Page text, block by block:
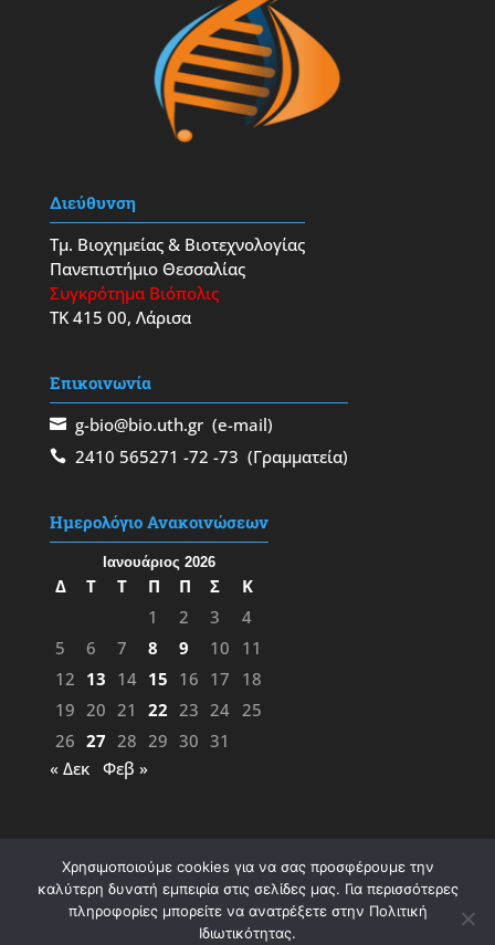
Διεύθυνση
Τμ. Βιοχημείας & Βιοτεχνολογίας
Πανεπιστήμιο Θεσσαλίας
Συγκρότημα Βιόπολις
ΤΚ 415 00, Λάρισα
Επικοινωνία
g-bio@bio.uth.gr(e-mail)
2410 565271 -72 -73 (Γραμματεία)
Ημερολόγιο Ανακοινώσεων
Ιανουάριος 2026
Δ Τ Τ Π Π Σ
Κ
1
2 3
4
5
6 7 8 9 10
11
12 13 14 15 16 17
18
19 20 21 22 23 24 25
26 27 28 29 30 31
« Δεκ
Φεβ »
Σχεδίαση & Υλοποίηση:ΦΚ
Χρησιμοποιούμε cookies για να σας προσφέρουμε την
καλύτερη δυνατή εμπειρία στις σελίδες μας. Για περισσότερες
πληροφορίες μπορείτε να ανατρέξετε στην Πολιτική
Ιδιωτικότητας.